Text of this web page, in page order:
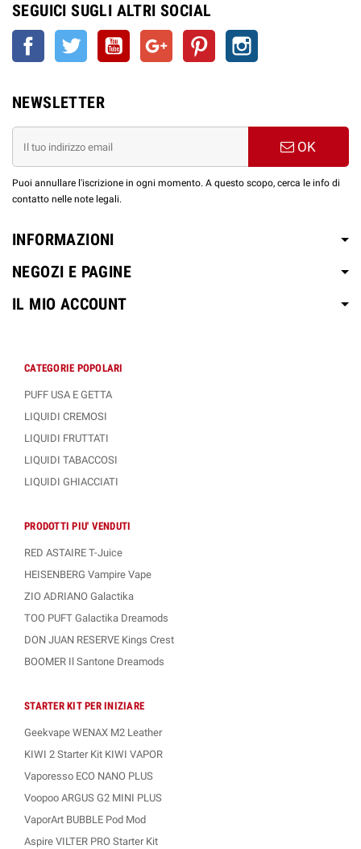
SEGUICI SUGLI ALTRI SOCIAL
Facebook Twitter YouTube Google+ Pinterest
NEWSLETTER
OK
Puoi annullare l'iscrizione in ogni momento. A questo scopo, cerca le info di
contatto nelle note legali.
INFORMAZIONI
NEGOZI E PAGINE
IL MIO ACCOUNT
CATEGORIE POPOLARI
PUFF USA E GETTA
LIQUIDI CREMOSI
LIQUIDI FRUTTATI
LIQUIDI TABACCOSI
LIQUIDI GHIACCIATI
PRODOTTI PIU' VENDUTI
RED ASTAIRE T-Juice
HEISENBERG Vampire Vape
ZIO ADRIANO Galactika
TOO PUFT Galactika Dreamods
DON JUAN RESERVE Kings Crest
BOOMER Il Santone Dreamods
STARTER KIT PER INIZIARE
Geekvape WENAX M2 Leather
KIWI 2 Starter Kit KIWI VAPOR
Vaporesso ECO NANO PLUS
Voopoo ARGUS G2 MINI PLUS
VaporArt BUBBLE Pod Mod
Aspire VILTER PRO Starter Kit